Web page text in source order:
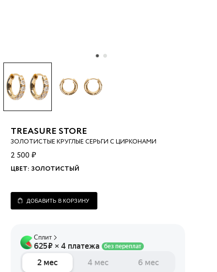
TREASURE STORE
ЗОЛОТИСТЫЕ КРУГЛЫЕ СЕРЬГИ С ЦИРКОНАМИ
2 500 ₽
ЦВЕТ: ЗОЛОТИСТЫЙ
ДОБАВИТЬ В КОРЗИНУ